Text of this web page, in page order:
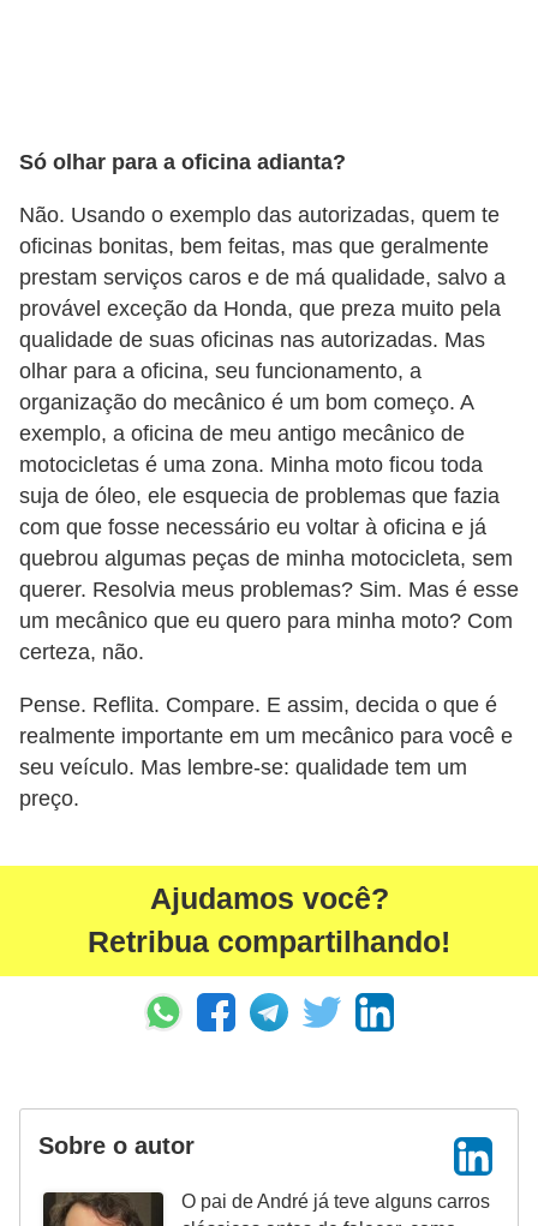
Só olhar para a oficina adianta?
Não. Usando o exemplo das autorizadas, quem te
oficinas bonitas, bem feitas, mas que geralmente
prestam serviços caros e de má qualidade, salvo a
provável exceção da Honda, que preza muito pela
qualidade de suas oficinas nas autorizadas. Mas
olhar para a oficina, seu funcionamento, a
organização do mecânico é um bom começo. A
exemplo, a oficina de meu antigo mecânico de
motocicletas é uma zona. Minha moto ficou toda
suja de óleo, ele esquecia de problemas que fazia
com que fosse necessário eu voltar à oficina e já
quebrou algumas peças de minha motocicleta, sem
querer. Resolvia meus problemas? Sim. Mas é esse
um mecânico que eu quero para minha moto? Com
certeza, não.
Pense. Reflita. Compare. E assim, decida o que é
realmente importante em um mecânico para você e
seu veículo. Mas lembre-se: qualidade tem um
preço.
Ajudamos você?
Retribua compartilhando!
Sobre o autor
O pai de André já teve alguns carros
g
u
r
a
n
ç
a
e
s
e
g
u
r
o